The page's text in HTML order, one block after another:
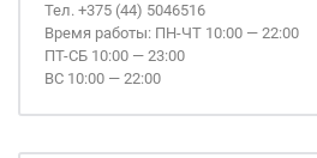
Тел. +375 (44) 5046516
Время работы: ПН-ЧТ 10:00 — 22:00
ПТ-СБ 10:00 — 23:00
ВС 10:00 — 22:00